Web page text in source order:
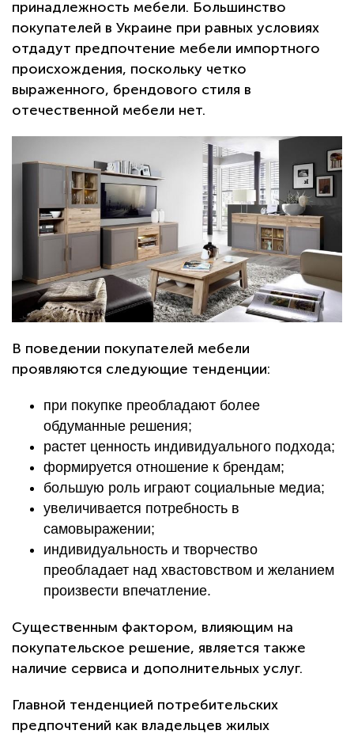
принадлежность мебели. Большинство
покупателей в Украине при равных условиях
отдадут предпочтение мебели импортного
происхождения, поскольку четко
выраженного, брендового стиля в
отечественной мебели нет.
В поведении покупателей мебели
проявляются следующие тенденции:
при покупке преобладают более
обдуманные решения;
растет ценность индивидуального подхода;
формируется отношение к брендам;
большую роль играют социальные медиа;
увеличивается потребность в
самовыражении;
индивидуальность и творчество
преобладает над хвастовством и желанием
произвести впечатление.
Существенным фактором, влияющим на
покупательское решение, является также
наличие сервиса и дополнительных услуг.
Главной тенденцией потребительских
предпочтений как владельцев жилых